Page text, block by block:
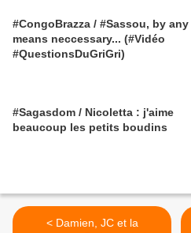
#CongoBrazza / #Sassou, by any
means neccessary... (#Vidéo
#QuestionsDuGriGri)
#Sagasdom / Nicoletta : j'aime
beaucoup les petits boudins
< Damien, JC et la